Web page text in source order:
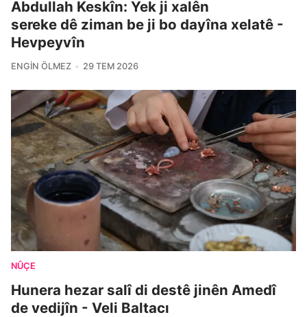
Abdullah Keskîn: Yek ji xalên
sereke dê ziman be ji bo dayîna xelatê -
Hevpeyvîn
ENGIN ÖLMEZ 29 TEM 2026
NÛÇE
Hunera hezar salî di destê jinên Amedî
de vedijîn - Veli Baltacı